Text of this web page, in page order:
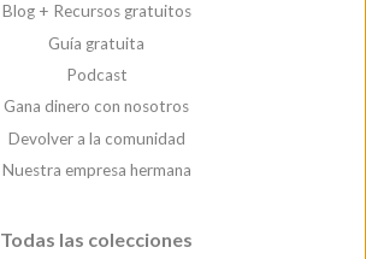
Blog + Recursos gratuitos
Guía gratuita
Podcast
Gana dinero con nosotros
Devolver a la comunidad
Nuestra empresa hermana
Todas las colecciones